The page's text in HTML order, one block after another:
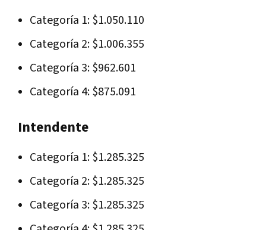
Categoría 1: $1.050.110
Categoría 2: $1.006.355
Categoría 3: $962.601
Categoría 4: $875.091
Intendente
Categoría 1: $1.285.325
Categoría 2: $1.285.325
Categoría 3: $1.285.325